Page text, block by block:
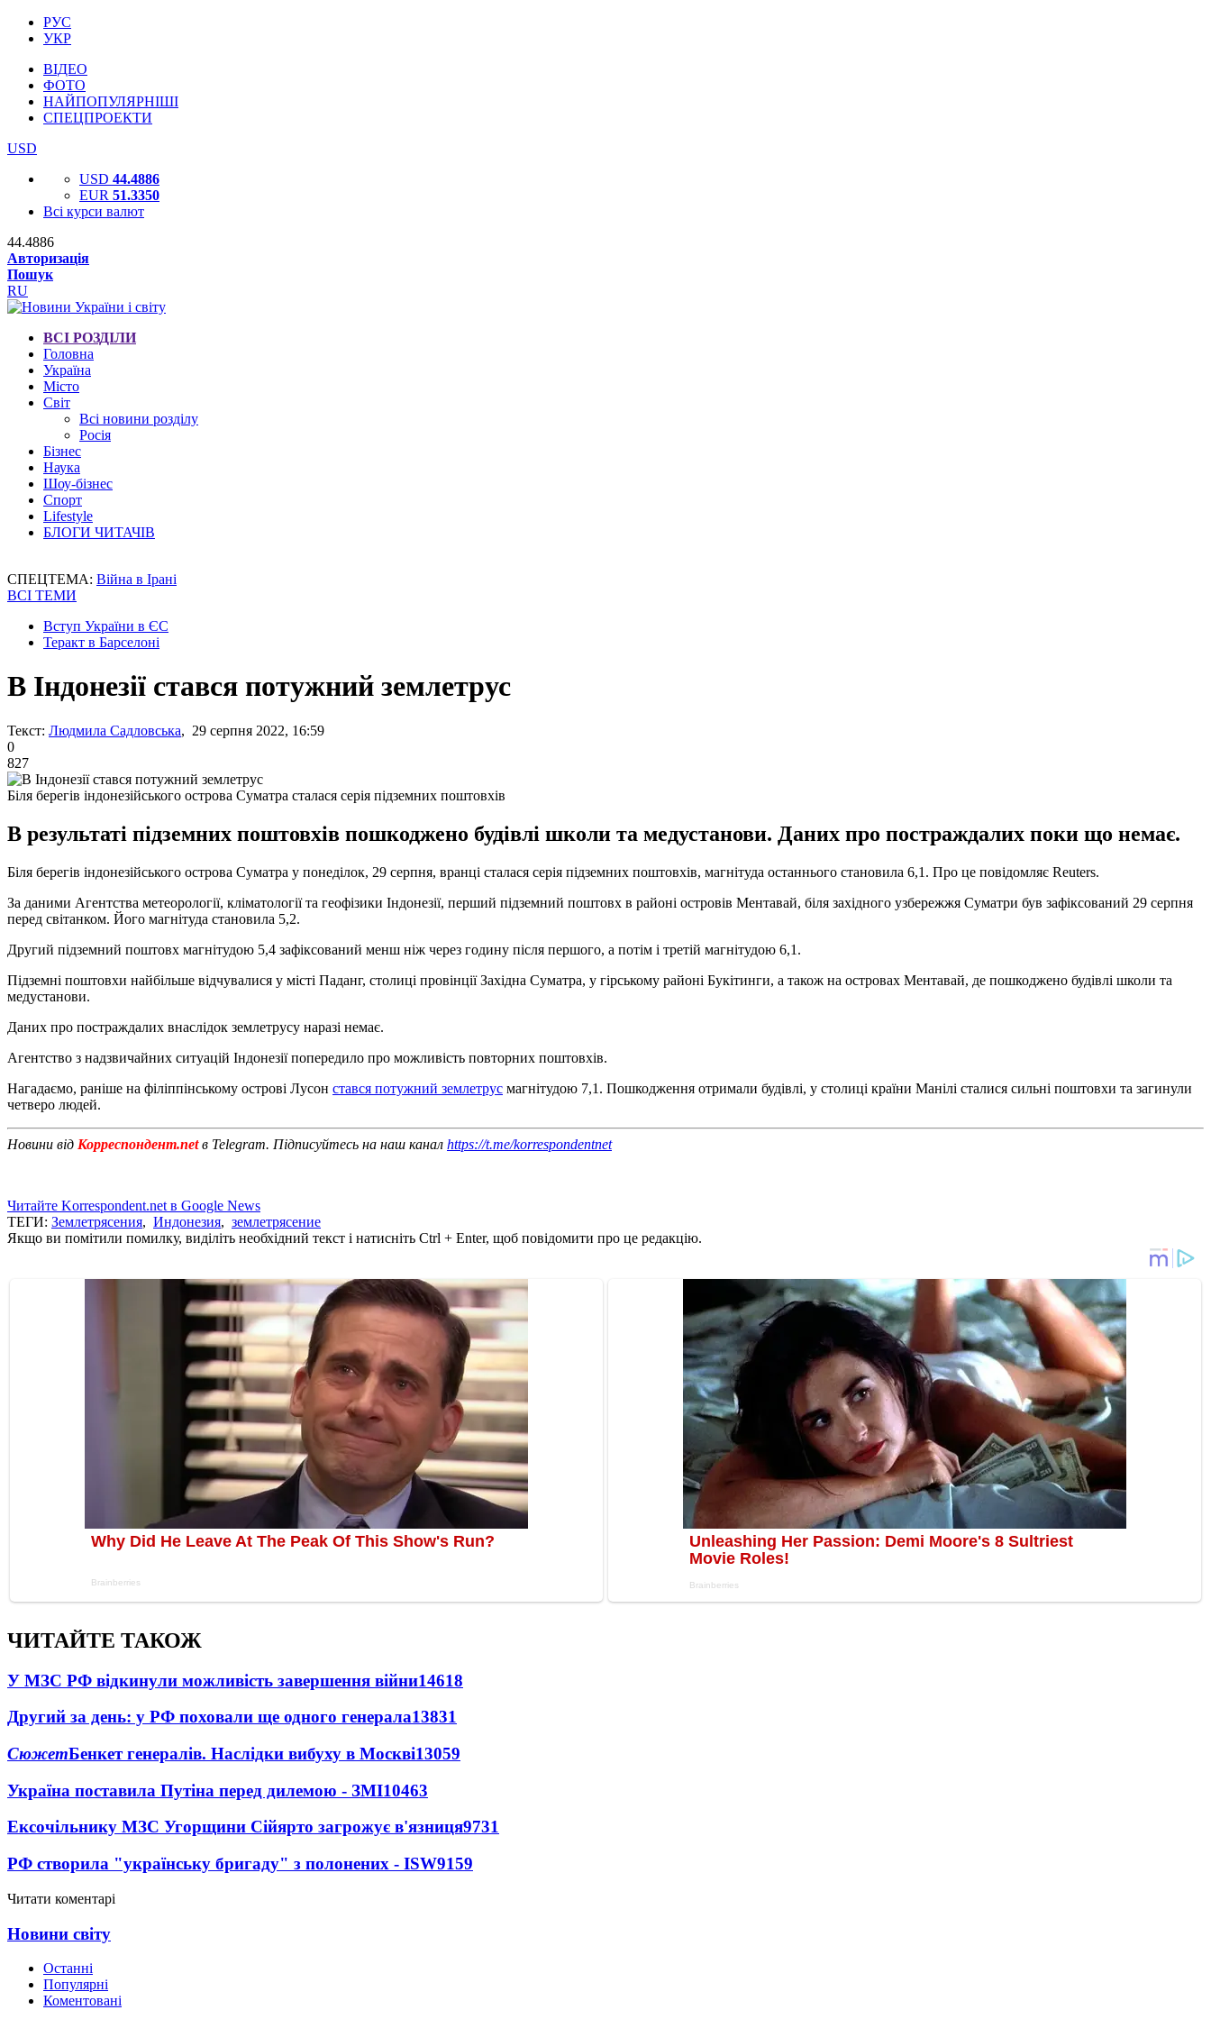
РУС
УКР
ВІДЕО
ФОТО
НАЙПОПУЛЯРНІШІ
СПЕЦПРОЕКТИ
USD
USD 44.4886
EUR 51.3350
Всі курси валют
44.4886
Авторизація
Пошук
RU
ВСІ РОЗДІЛИ
Головна
Україна
Місто
Світ
Всі новини розділу
Росія
Бізнес
Наука
Шоу-бізнес
Спорт
Lifestyle
БЛОГИ ЧИТАЧІВ
СПЕЦТЕМА: Війна в Ірані
ВСІ ТЕМИ
Вступ України в ЄС
Теракт в Барселоні
В Індонезії стався потужний землетрус
Текст: Людмила Садловська, 29 серпня 2022, 16:59
0
827
Біля берегів індонезійського острова Суматра сталася серія підземних поштовхів
В результаті підземних поштовхів пошкоджено будівлі школи та медустанови. Даних про постраждалих поки що немає.
Біля берегів індонезійського острова Суматра у понеділок, 29 серпня, вранці сталася серія підземних поштовхів, магнітуда останнього становила 6,1. Про це повідомляє Reuters.
За даними Агентства метеорології, кліматології та геофізики Індонезії, перший підземний поштовх в районі островів Ментавай, біля західного узбережжя Суматри був зафіксований 29 серпня
перед світанком. Його магнітуда становила 5,2.
Другий підземний поштовх магнітудою 5,4 зафіксований менш ніж через годину після першого, а потім і третій магнітудою 6,1.
Підземні поштовхи найбільше відчувалися у місті Паданг, столиці провінції Західна Суматра, у гірському районі Букітинги, а також на островах Ментавай, де пошкоджено будівлі школи та
медустанови.
Даних про постраждалих внаслідок землетрусу наразі немає.
Агентство з надзвичайних ситуацій Індонезії попередило про можливість повторних поштовхів.
Нагадаємо, раніше на філіппінському острові Лусон стався потужний землетрус магнітудою 7,1. Пошкодження отримали будівлі, у столиці країни Манілі сталися сильні поштовхи та загинули
четверо людей.
Новини від Корреспондент.netв Telegram. Підписуйтесь на наш канал https://t.me/korrespondentnet
Читайте Korrespondent.net в Google News
ТЕГИ: Землетрясения, Индонезия, землетрясение
Якщо ви помітили помилку, виділіть необхідний текст і натисніть Ctrl + Enter, щоб повідомити про це редакцію.
ЧИТАЙТЕ ТАКОЖ
У МЗС РФ відкинули можливість завершення війни14618
Другий за день: у РФ поховали ще одного генерала13831
СюжетБенкет генералів. Наслідки вибуху в Москві13059
Україна поставила Путіна перед дилемою - ЗМІ10463
Ексочільнику МЗС Угорщини Сійярто загрожує в'язниця9731
РФ створила "українську бригаду" з полонених - ISW9159
Читати коментарі
Новини світу
Останні
Популярні
Коментовані